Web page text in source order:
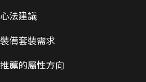
心法建議
裝備套裝需求
推薦的屬性方向